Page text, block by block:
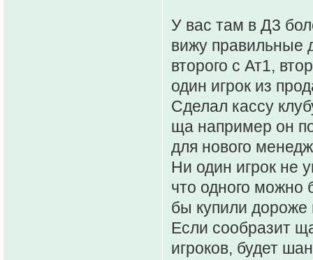
У вас там в Д3
вижу правильные
второго с Ат1,
один игрок из
Сделал кассу
ща например он
для нового
Ни один игрок не
что одного можно
бы купили дороже
Если сообразит
игроков, будет